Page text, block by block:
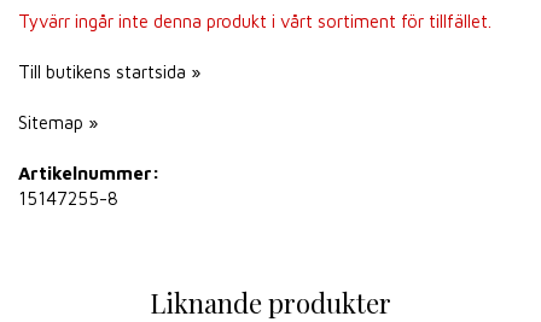
Tyvärr ingår inte denna produkt i vårt sortiment för tillfället.
Till butikens startsida »
Sitemap »
Artikelnummer:
15147255-8
Liknande produkter